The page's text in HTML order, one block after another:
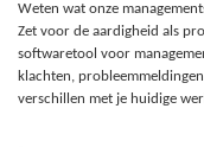
Weten wat onze
Zet voor de aardigheid als
softwaretool voor
klachten,
verschillen met je huidige